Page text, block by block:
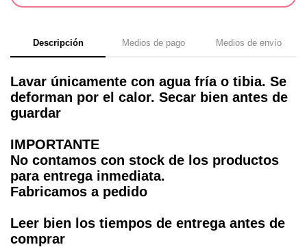
Descripción Medios de pago Medios de envío
Lavar únicamente con agua fría o tibia. Se
deforman por el calor. Secar bien antes de
guardar
IMPORTANTE
No contamos con stock de los productos
para entrega inmediata.
Fabricamos a pedido
Leer bien los tiempos de entrega antes de
comprar